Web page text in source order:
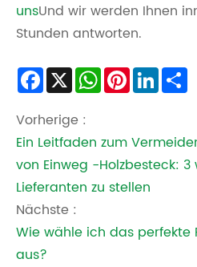
unsUnd wir werden Ihnen
Stunden antworten.
Facebook
X WhatsApp
Pinterest
Vorherige :
Ein Leitfaden zum
von Einweg -Holzbesteck:
Lieferanten zu stellen
Nächste :
Wie wähle ich das
aus?